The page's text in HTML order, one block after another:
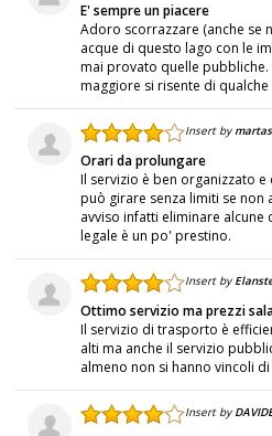
E' sempre un piacere
Adoro scorrazzare (anche se
acque di questo lago con le
mai provato quelle
maggiore si risente di
Insert by
Orari da prolungare
Il servizio è ben organizzato
può girare senza limiti se
avviso infatti eliminare alcune
legale è un po' prestino.
Insert by
Ottimo servizio ma prezzi
Il servizio di trasporto è
alti ma anche il servizio
almeno non si hanno vincoli
Insert by